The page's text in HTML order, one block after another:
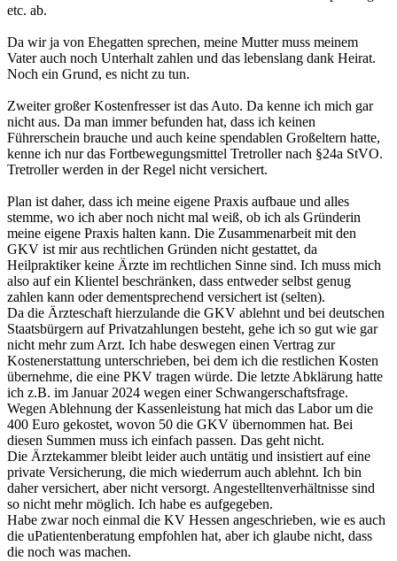
etc. ab.
Da wir ja von Ehegatten sprechen, meine Mutter muss meinem
Vater auch noch Unterhalt zahlen und das lebenslang dank Heirat.
Noch ein Grund, es nicht zu tun.
Zweiter großer Kostenfresser ist das Auto. Da kenne ich mich gar
nicht aus. Da man immer befunden hat, dass ich keinen
Führerschein brauche und auch keine spendablen Großeltern hatte,
kenne ich nur das Fortbewegungsmittel Tretroller nach §24a StVO.
Tretroller werden in der Regel nicht versichert.
Plan ist daher, dass ich meine eigene Praxis aufbaue und alles
stemme, wo ich aber noch nicht mal weiß, ob ich als Gründerin
meine eigene Praxis halten kann. Die Zusammenarbeit mit den
GKV ist mir aus rechtlichen Gründen nicht gestattet, da
Heilpraktiker keine Ärzte im rechtlichen Sinne sind. Ich muss mich
also auf ein Klientel beschränken, dass entweder selbst genug
zahlen kann oder dementsprechend versichert ist (selten).
Da die Ärzteschaft hierzulande die GKV ablehnt und bei deutschen
Staatsbürgern auf Privatzahlungen besteht, gehe ich so gut wie gar
nicht mehr zum Arzt. Ich habe deswegen einen Vertrag zur
Kostenerstattung unterschrieben, bei dem ich die restlichen Kosten
übernehme, die eine PKV tragen würde. Die letzte Abklärung hatte
ich z.B. im Januar 2024 wegen einer Schwangerschaftsfrage.
Wegen Ablehnung der Kassenleistung hat mich das Labor um die
400 Euro gekostet, wovon 50 die GKV übernommen hat. Bei
diesen Summen muss ich einfach passen. Das geht nicht.
Die Ärztekammer bleibt leider auch untätig und insistiert auf eine
private Versicherung, die mich wiederrum auch ablehnt. Ich bin
daher versichert, aber nicht versorgt. Angestelltenverhältnisse sind
so nicht mehr möglich. Ich habe es aufgegeben.
Habe zwar noch einmal die KV Hessen angeschrieben, wie es auch
die uPatientenberatung empfohlen hat, aber ich glaube nicht, dass
die noch was machen.